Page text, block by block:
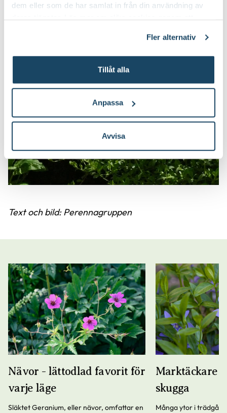
dem eller som de har samlat in från din användning av
Fler alternativ
Tillåt alla
Anpassa
Avvisa
Text och bild: Perennagruppen
Nävor - lättodlad favorit för
varje läge
Släktet Geranium, eller nävor, omfattar en
Marktäckare
skugga
Många ytor i